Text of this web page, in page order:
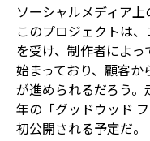
ソーシャルメディア
このプロジェクトは
を受け、制作者によ
始まっており、顧客
が進められるだろう
年の「グッドウッド
初公開される予定だ。